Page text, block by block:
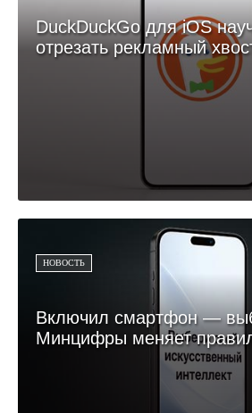
DuckDuckGo для iOS
отрезать рекламный
НОВОСТЬ
Включил смартфон —
Минцифры меняет